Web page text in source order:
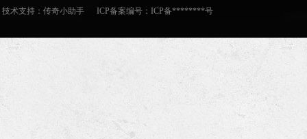
技术支持： 传奇小助手 ICP备案编号：ICP备********号